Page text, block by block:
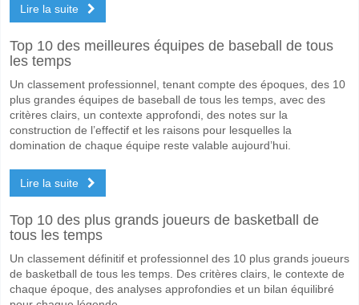
Lire la suite
Top 10 des meilleures équipes de baseball de tous
les temps
Un classement professionnel, tenant compte des époques, des 10
plus grandes équipes de baseball de tous les temps, avec des
critères clairs, un contexte approfondi, des notes sur la
construction de l’effectif et les raisons pour lesquelles la
domination de chaque équipe reste valable aujourd’hui.
Lire la suite
Top 10 des plus grands joueurs de basketball de
tous les temps
Un classement définitif et professionnel des 10 plus grands joueurs
de basketball de tous les temps. Des critères clairs, le contexte de
chaque époque, des analyses approfondies et un bilan équilibré